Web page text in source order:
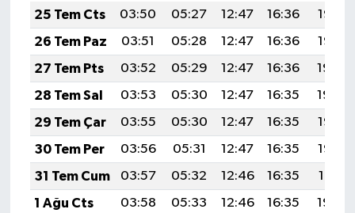
25 Tem Cts
03:50 05:27 12:47 16:36
19:56
26 Tem Paz
03:51 05:28 12:47 16:36
19:55
27 Tem Pts
03:52 05:29 12:47 16:36
19:54
28 Tem Sal
03:53 05:30 12:47 16:35
19:54
29 Tem Çar
03:55 05:30 12:47 16:35
19:53
30 Tem Per
03:56 05:31 12:47 16:35
19:52
31 Tem Cum
03:57 05:32 12:46 16:35
19:51
1 Ağu Cts
03:58 05:33 12:46 16:35
19:50